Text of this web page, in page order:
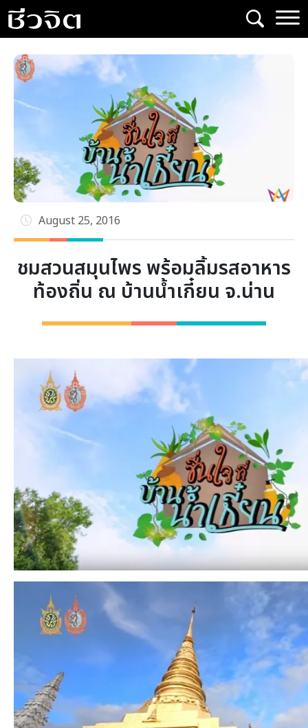
Skip
to
content
August 25, 2016
ชมสวนสมุนไพร พร้อมลิ้มรสอาหาร
ท้องถิ่น ณ บ้านน้ำเกี๋ยน จ.น่าน